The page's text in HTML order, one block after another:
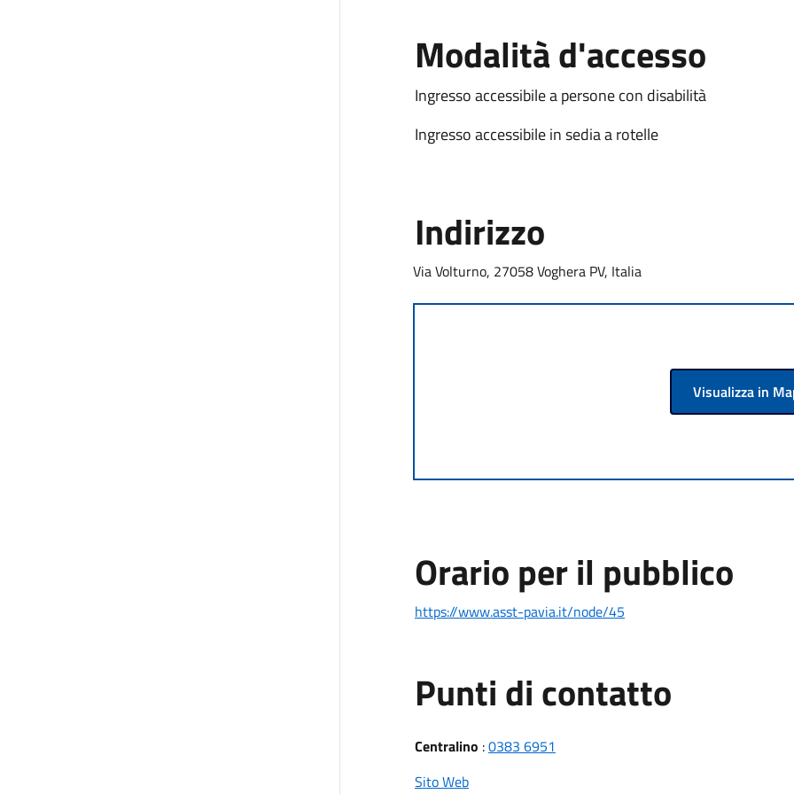
Modalità d'accesso
Ingresso accessibile a persone con disabilità
Ingresso accessibile in sedia a rotelle
Indirizzo
Via Volturno, 27058 Voghera PV, Italia
Visualizza in
Orario per il pubblico
https://www.asst-pavia.it/node/45
Punti di contatto
Centralino :0383 6951
Sito Web